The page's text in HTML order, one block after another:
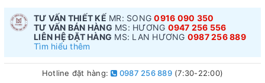
TƯ VẤN THIẾT KẾ MR: SONG0916 090 350
TƯ VẤN BÁN HÀNG MS: HƯƠNG 0947 256 556
LIÊN HỆ ĐẶT HÀNG MS: LAN HƯƠNG 0987 256 889
Tìm hiểu thêm
Hotline đặt hàng: 0987 256 889(7:30-22:00)